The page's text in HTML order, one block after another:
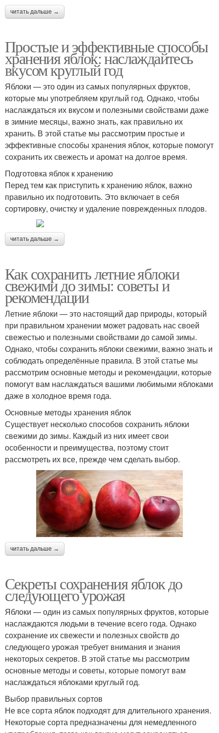
читать дальше →
Простые и эффективные способы
хранения яблок: наслаждайтесь
вкусом круглый год
Яблоки — это один из самых популярных фруктов,
которые мы употребляем круглый год. Однако, чтобы
наслаждаться их вкусом и полезными свойствами даже
в зимние месяцы, важно знать, как правильно их
хранить. В этой статье мы рассмотрим простые и
эффективные способы хранения яблок, которые помогут
сохранить их свежесть и аромат на долгое время.
Подготовка яблок к хранению
Перед тем как приступить к хранению яблок, важно
правильно их подготовить. Это включает в себя
сортировку, очистку и удаление поврежденных плодов.
читать дальше →
Как сохранить летние яблоки
свежими до зимы: советы и
рекомендации
Летние яблоки — это настоящий дар природы, который
при правильном хранении может радовать нас своей
свежестью и полезными свойствами до самой зимы.
Однако, чтобы сохранить яблоки свежими, важно знать и
соблюдать определённые правила. В этой статье мы
рассмотрим основные методы и рекомендации, которые
помогут вам наслаждаться вашими любимыми яблоками
даже в холодное время года.
Основные методы хранения яблок
Существует несколько способов сохранить яблоки
свежими до зимы. Каждый из них имеет свои
особенности и преимущества, поэтому стоит
рассмотреть их все, прежде чем сделать выбор.
читать дальше →
Секреты сохранения яблок до
следующего урожая
Яблоки — один из самых популярных фруктов, которые
наслаждаются людьми в течение всего года. Однако
сохранение их свежести и полезных свойств до
следующего урожая требует внимания и знания
некоторых секретов. В этой статье мы рассмотрим
основные методы и советы, которые помогут вам
наслаждаться яблоками круглый год.
Выбор правильных сортов
Не все сорта яблок подходят для длительного хранения.
Некоторые сорта предназначены для немедленного